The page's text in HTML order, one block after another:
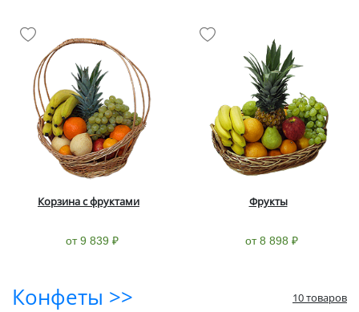
Корзина с фруктами
от 9 839 ₽
Фрукты
от 8 898 ₽
Конфеты >> 10 товаров